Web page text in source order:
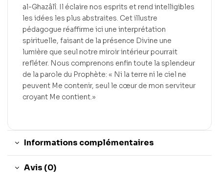
al-Ghazâlî. Il éclaire nos esprits et rend intelligibles
les idées les plus abstraites. Cet illustre
pédagogue réaffirme ici une interprétation
spirituelle, faisant de la présence Divine une
lumière que seul notre miroir intérieur pourrait
refléter. Nous comprenons enfin toute la splendeur
de la parole du Prophète: « Ni la terre ni le ciel ne
peuvent Me contenir, seul le cœur de mon serviteur
croyant Me contient.»
Informations complémentaires
Avis (0)